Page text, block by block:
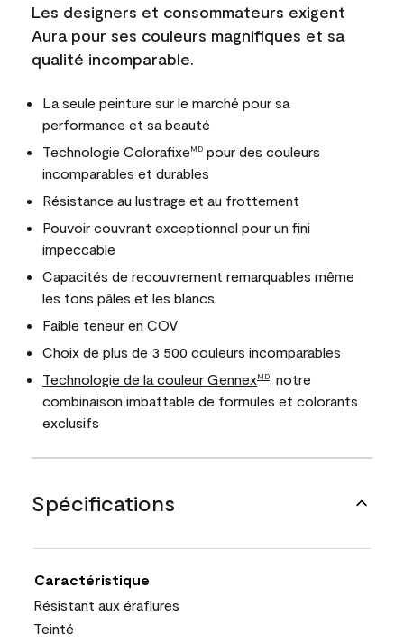
Les designers et consommateurs exigent
Aura pour ses couleurs magnifiques et sa
qualité incomparable.
La seule peinture sur le marché pour sa
performance et sa beauté
Technologie Colorafixe MD pour des couleurs
incomparables et durables
Résistance au lustrage et au frottement
Pouvoir couvrant exceptionnel pour un fini
impeccable
Capacités de recouvrement remarquables même
les tons pâles et les blancs
Faible teneur en COV
Choix de plus de 3 500 couleurs incomparables
Technologie de la couleur GennexMD
, notre
combinaison imbattable de formules et colorants
exclusifs
Spécifications
Caractéristique
Résistant aux éraflures
Teinté